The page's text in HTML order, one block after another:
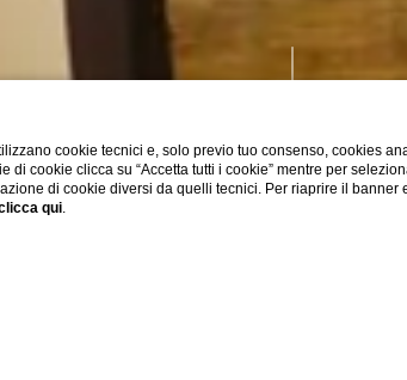
L'ospitalità è
cookie tecnici e, solo previo tuo consenso, cookies
di cookie clicca su “Accetta tutti i cookie” mentre per
di cookie diversi da quelli tecnici. Per riaprire il
qui.